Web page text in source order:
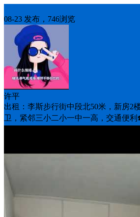
08-23 发布，746浏览
许平
出租：李斯步行街中段北50米，新房2
卫，紧邻三小二小一中一高，交通便